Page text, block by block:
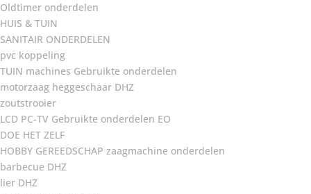
Oldtimer onderdelen
HUIS & TUIN
SANITAIR ONDERDELEN
pvc koppeling
TUIN machines Gebruikte onderdelen
motorzaag heggeschaar DHZ
zoutstrooier
LCD PC-TV Gebruikte onderdelen EO
DOE HET ZELF
HOBBY GEREEDSCHAP zaagmachine onderdelen
barbecue DHZ
lier DHZ